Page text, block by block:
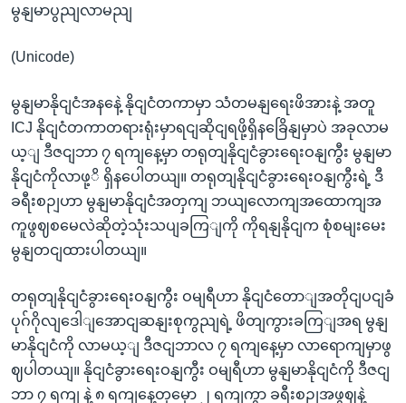
မွနျမာပွညျလာမညျ
(Unicode)
မွနျမာနိုငျငံအနနေဲ့ နိုငျငံတကာမှာ သံတမနျရေးဖိအားနဲ့ အတူ
ICJ နိုငျငံတကာတရားရုံးမှာရငျဆိုငျရဖို့ရှိနခြေိနျမှာပဲ အခုလာမ
ယ့ျ ဒီဇငျဘာ ၇ ရကျနေ့မှာ တရုတျနိုငျငံခွားရေးဝနျကွီး မွနျမာ
နိုငျငံကိုလာဖု့ိ ရှိနပေါတယျ။ တရုတျနိုငျငံခွားရေးဝနျကွီးရဲ့ ဒီ
ခရီးစဉျဟာ မွနျမာနိုငျငံအတှကျ ဘယျလောကျအထောကျအ
ကူဖွဈစမေလဲဆိုတဲ့သုံးသပျခကြျကို ကိုရနျနိုငျက စုံစမျးမေး
မွနျတငျထားပါတယျ။
တရုတျနိုငျငံခွားရေးဝနျကွီး ဝမျရီဟာ နိုငျငံတောျအတိုငျပငျခံ
ပုဂ်ဂိုလျဒေါျအောငျဆနျးစုကွညျရဲ့ ဖိတျကွားခကြျအရ မွနျ
မာနိုငျငံကို လာမယ့ျ ဒီဇငျဘာလ ၇ ရကျနေ့မှာ လာရောကျမှာဖွ
ဈပါတယျ။ နိုငျငံခွားရေးဝနျကွီး ဝမျရီဟာ မွနျမာနိုငျငံကို ဒီဇငျ
ဘာ ၇ ရကျ နဲ့ ၈ ရကျနေ့တှမှော ၂ ရကျကွာ ခရီးစဉျအဖွဈနဲ့